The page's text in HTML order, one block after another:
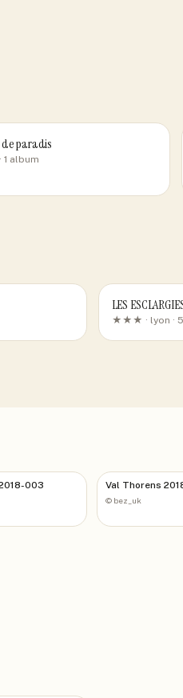
paradis
· 1 album
LES
★★★ · lyon ·
003 Val Thorens
© bez_uk